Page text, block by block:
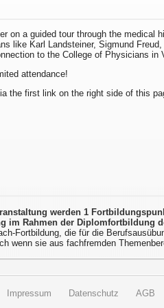
on a guided tour through the medical
like Karl Landsteiner, Sigmund
to the College of Physicians in
attendance!
the first link on the right side of this
werden 1
im Rahmen der Diplomfortbildung
Fortbildung, die für die
wenn sie aus fachfremden
Impressum Datenschutz AGB